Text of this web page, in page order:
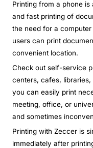
Printing from a phone
and fast printing of
the need for a
users can print
convenient location.
Check out self-service
centers, cafes,
you can easily print
meeting, office, or
and sometimes
Printing with Zeccer is
immediately after